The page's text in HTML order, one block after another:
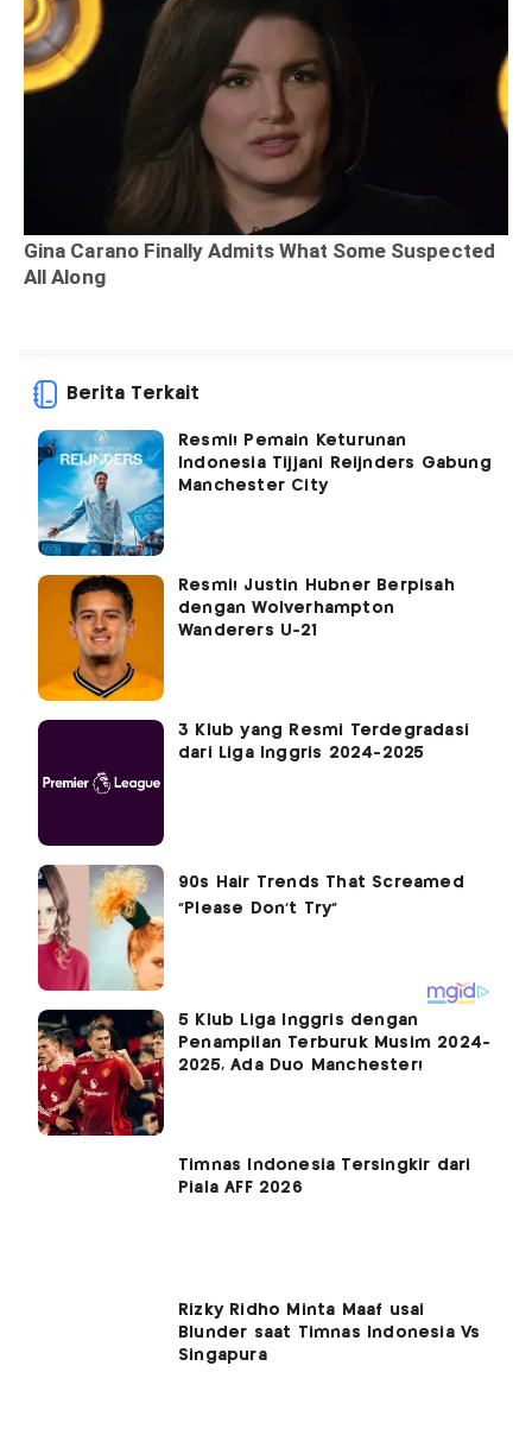
Berita Terkait
Resmi! Pemain Keturunan
Indonesia Tijjani Reijnders Gabung
Manchester City
Resmi! Justin Hubner Berpisah
dengan Wolverhampton
Wanderers U-21
3 Klub yang Resmi Terdegradasi
dari Liga Inggris 2024-2025
5 Klub Liga Inggris dengan
Penampilan Terburuk Musim 2024-
2025, Ada Duo Manchester!
Timnas Indonesia Tersingkir dari
Piala AFF 2026
Rizky Ridho Minta Maaf usai
Blunder saat Timnas Indonesia Vs
Singapura